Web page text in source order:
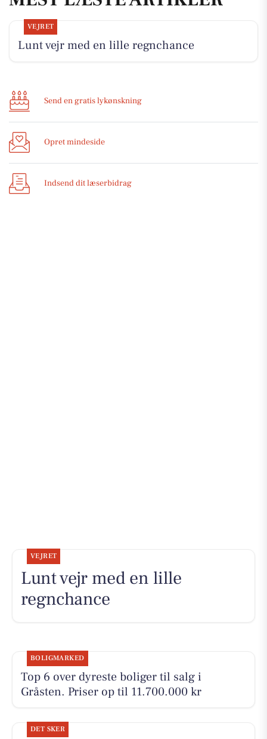
VEJRET
Lunt vejr med en lille regnchance
Send en gratis lykønskning
Opret mindeside
Indsend dit læserbidrag
VEJRET
Lunt vejr med en lille
regnchance
BOLIGMARKED
Top 6 over dyreste boliger til salg i
Gråsten. Priser op til 11.700.000 kr
DET SKER